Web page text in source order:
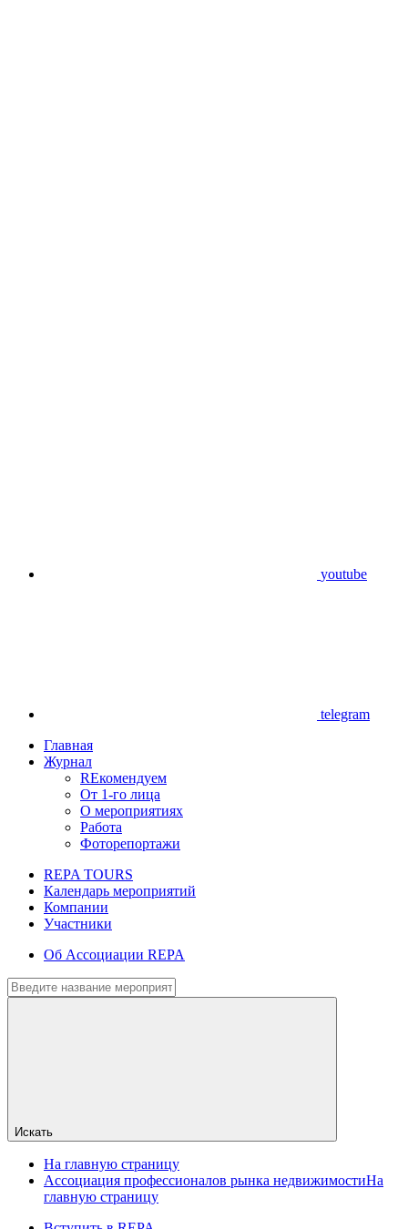
youtube
telegram
Главная
Журнал
REкомендуем
От 1-го лица
О мероприятиях
Работа
Фоторепортажи
REPA TOURS
Календарь мероприятий
Компании
Участники
Об Ассоциации REPA
Искать
На главную страницу
Ассоциация профессионалов рынка недвижимостиНа
главную страницу